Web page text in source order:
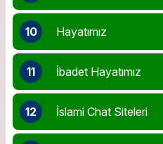
10 Hayatımız
11 İbadet Hayatımız
12 İslami Chat Siteleri